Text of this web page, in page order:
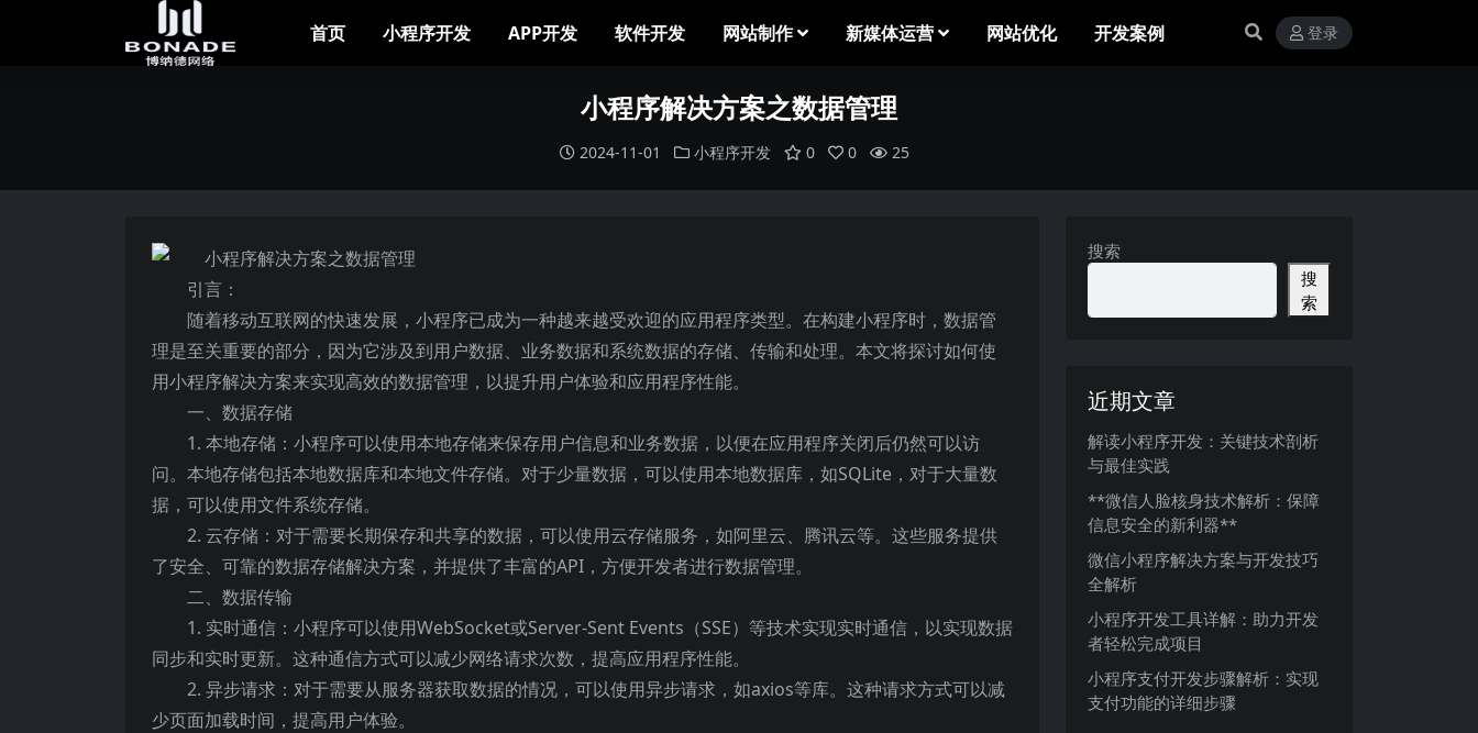
首页 小程序开发 APP开发 软件开发 网站制作 新媒体运营 网站优化 开发案例 登录
小程序解决方案之数据管理
2024-11-01 小程序开发 0 0 25
引言：
随着移动互联网的快速发展，小程序已成为一种越来越受欢迎的应用程序类型。在构建小程序时，数据管
理是至关重要的部分，因为它涉及到用户数据、业务数据和系统数据的存储、传输和处理。本文将探讨如何使
用小程序解决方案来实现高效的数据管理，以提升用户体验和应用程序性能。
一、数据存储
1. 本地存储：小程序可以使用本地存储来保存用户信息和业务数据，以便在应用程序关闭后仍然可以访
问。本地存储包括本地数据库和本地文件存储。对于少量数据，可以使用本地数据库，如SQLite，对于大量数
据，可以使用文件系统存储。
2. 云存储：对于需要长期保存和共享的数据，可以使用云存储服务，如阿里云、腾讯云等。这些服务提供
了安全、可靠的数据存储解决方案，并提供了丰富的API，方便开发者进行数据管理。
二、数据传输
1. 实时通信：小程序可以使用WebSocket或Server-Sent Events（SSE）等技术实现实时通信，以实现数据
同步和实时更新。这种通信方式可以减少网络请求次数，提高应用程序性能。
2. 异步请求：对于需要从服务器获取数据的情况，可以使用异步请求，如axios等库。这种请求方式可以减
少页面加载时间，提高用户体验。
搜索
搜
索
近期文章
解读小程序开发：关键技术剖析
与最佳实践
**微信人脸核身技术解析：保障
信息安全的新利器**
微信小程序解决方案与开发技巧
全解析
小程序开发工具详解：助力开发
者轻松完成项目
小程序支付开发步骤解析：实现
支付功能的详细步骤